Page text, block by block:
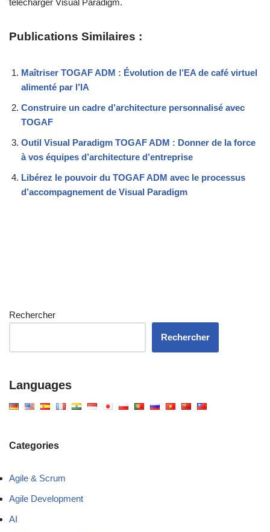
télécharger Visual Paradigm.
Publications Similaires :
Maîtriser TOGAF ADM : Évolution de l’EA de café virtuel
alimenté par l’IA
Construire un cadre d’architecture personnalisé avec
TOGAF
Outil Visual Paradigm TOGAF ADM : Donner de la force
à vos équipes d’architecture d’entreprise
Libérez le pouvoir du TOGAF ADM avec le processus
d’accompagnement de Visual Paradigm
Rechercher
Rechercher
Languages
Categories
Agile & Scrum
Agile Development
AI